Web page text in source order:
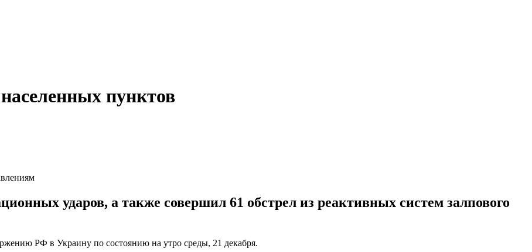
пунктов
ударов, а также совершил 61 обстрел из реактивных систем залпового
РФ в Украину по состоянию на утро среды, 21 декабря.